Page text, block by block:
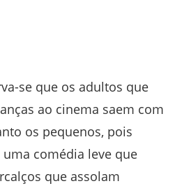
se que os adultos que
ao cinema saem com
os pequenos, pois
comédia leve que
que assolam